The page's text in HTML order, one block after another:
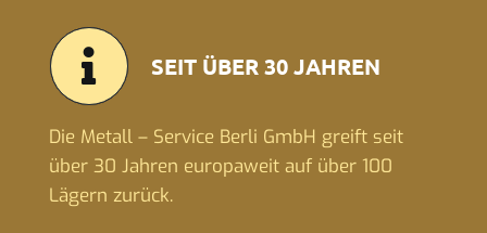
SEIT ÜBER 30 JAHREN
Die Metall – Service Berli GmbH greift seit
über 30 Jahren europaweit auf über 100
Lägern zurück.